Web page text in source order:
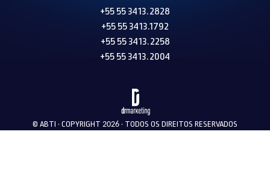
+55 55 3413.2828
+55 55 3413.1792
+55 55 3413.2258
+55 55 3413.2004
© ABTI • COPYRIGHT 2026 • TODOS OS DIREITOS RESERVADOS